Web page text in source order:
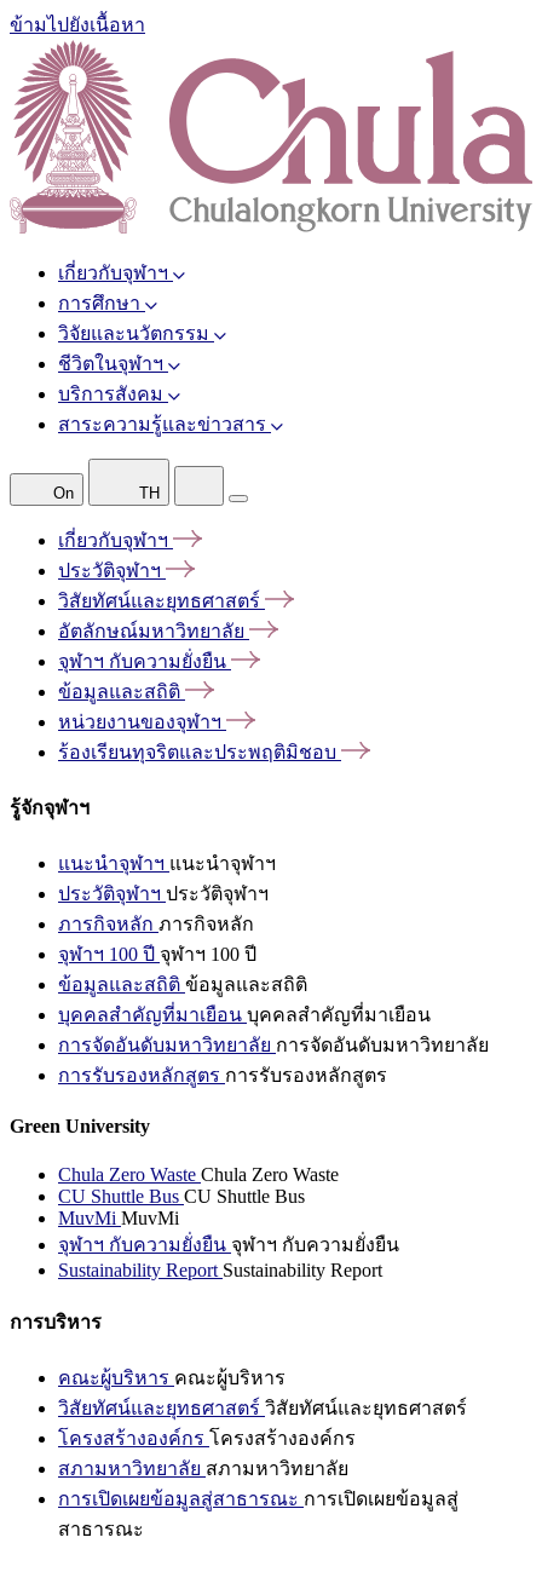
ข้ามไปยังเนื้อหา
เกี่ยวกับจุฬาฯ
การศึกษา
วิจัยและนวัตกรรม
ชีวิตในจุฬาฯ
บริการสังคม
สาระความรู้และข่าวสาร
On TH
เกี่ยวกับจุฬาฯ
ประวัติจุฬาฯ
วิสัยทัศน์และยุทธศาสตร์
อัตลักษณ์มหาวิทยาลัย
จุฬาฯ กับความยั่งยืน
ข้อมูลและสถิติ
หน่วยงานของจุฬาฯ
ร้องเรียนทุจริตและประพฤติมิชอบ
รู้จักจุฬาฯ
แนะนำจุฬาฯ แนะนำจุฬาฯ
ประวัติจุฬาฯ ประวัติจุฬาฯ
ภารกิจหลัก ภารกิจหลัก
จุฬาฯ 100 ปี จุฬาฯ 100 ปี
ข้อมูลและสถิติ ข้อมูลและสถิติ
บุคคลสำคัญที่มาเยือน บุคคลสำคัญที่มาเยือน
การจัดอันดับมหาวิทยาลัย การจัดอันดับมหาวิทยาลัย
การรับรองหลักสูตร การรับรองหลักสูตร
Green University
Chula Zero Waste Chula Zero Waste
CU Shuttle Bus CU Shuttle Bus
MuvMi MuvMi
จุฬาฯ กับความยั่งยืน จุฬาฯ กับความยั่งยืน
Sustainability Report Sustainability Report
การบริหาร
คณะผู้บริหาร คณะผู้บริหาร
วิสัยทัศน์และยุทธศาสตร์ วิสัยทัศน์และยุทธศาสตร์
โครงสร้างองค์กร โครงสร้างองค์กร
สภามหาวิทยาลัย สภามหาวิทยาลัย
การเปิดเผยข้อมูลสู่สาธารณะ การเปิดเผยข้อมูลสู่
สาธารณะ